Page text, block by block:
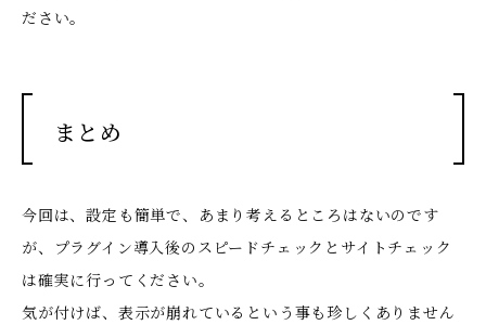
ださい。
まとめ
今回は、設定も簡単で、あまり考えるところはないのです
が、プラグイン導入後のスピードチェックとサイトチェック
は確実に行ってください。
気が付けば、表示が崩れているという事も珍しくありません